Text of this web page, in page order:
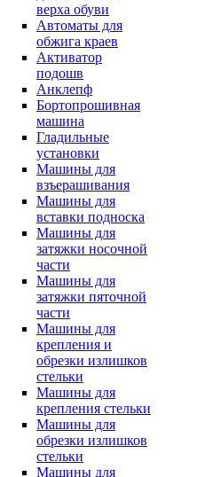
верха обуви
Автоматы для
обжига краев
Активатор
подошв
Анклепф
Бортопрошивная
машина
Гладильные
установки
Машины для
взъерашивания
Машины для
вставки подноска
Машины для
затяжки носочной
части
Машины для
затяжки пяточной
части
Машины для
крепления и
обрезки излишков
стельки
Машины для
крепления стельки
Машины для
обрезки излишков
стельки
Машины для